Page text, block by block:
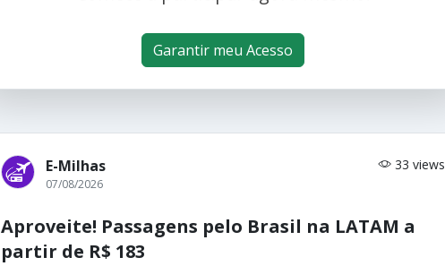
Garantir meu Acesso
E-Milhas 33 views
07/08/2026
Aproveite! Passagens pelo Brasil na LATAM a
partir de R$ 183